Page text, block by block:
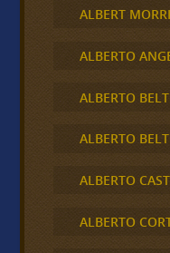
ALBERT
ALBERTO
ALBERTO
ALBERTO
ALBERTO
ALBERTO